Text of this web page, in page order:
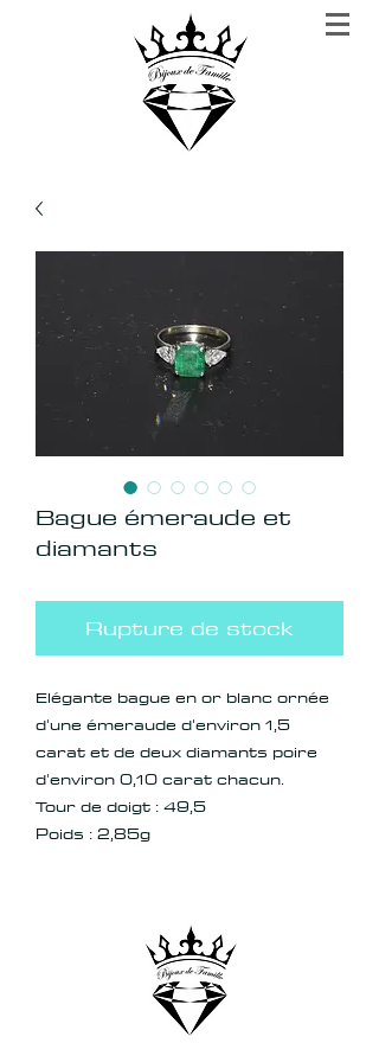
Bague émeraude et
diamants
Rupture de stock
Elégante bague en or blanc ornée
d'une émeraude d'environ 1,5
carat et de deux diamants poire
d'environ 0,10 carat chacun.
Tour de doigt : 49,5
Poids : 2,85g